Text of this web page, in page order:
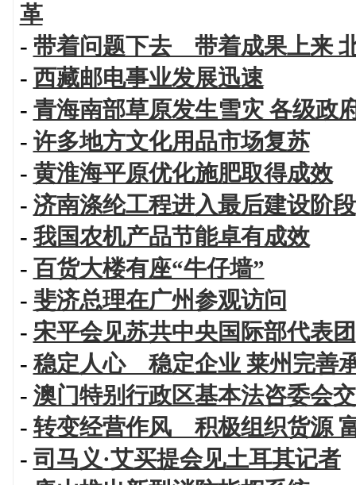
革
- 带着问题下去 带着成果上来
- 西藏邮电事业发展迅速
- 青海南部草原发生雪灾 各级政
- 许多地方文化用品市场复苏
- 黄淮海平原优化施肥取得成效
- 济南涤纶工程进入最后建设阶段
- 我国农机产品节能卓有成效
- 百货大楼有座“牛仔墙”
- 斐济总理在广州参观访问
- 宋平会见苏共中央国际部代表团
- 稳定人心 稳定企业 莱州完善
- 澳门特别行政区基本法咨委会
- 转变经营作风 积极组织货源
- 司马义·艾买提会见土耳其记者